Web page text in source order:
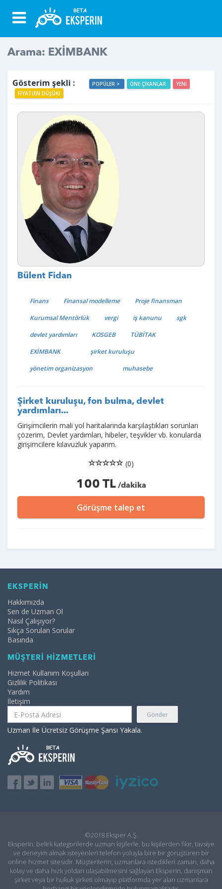
Arama: EXİMBANK
Gösterim şekli : POPÜLER > ÖNE ÇIKANLAR
YENI
FIYAT(EN DÜŞÜK)
Bülent Fidan
Finans Finansal modelleme
Proje finansman
Kurumsal Mentörlük
vergi iş kanunu
sgk
devlet yardımları
KOSGEB
TÜBİTAK
EXİMBANK
şirket kuruluşu
yönetim organizasyon
muhasebe
Şirket kuruluşu, fon bulma, devlet
yardımları...
Girişimcilerin mali yol haritalarında karşılaştıkları sorunları
çözerim, Devlet yardımları, hibeler, teşvikler vb. konularda
girişimcilere kılavuzluk yaparım.
(0)
100 TL/dakika
Görüşme talep et
EKSPERİN
Hakkımızda
Sen de Uzman Ol
Nasıl Çalışıyor?
Sıkça Sorulan Sorular
Basında
MÜŞTERİ HİZMETLERİ
Hizmet Kullanım Koşulları
Gizlilik Politikası
Yardım
İletişim
Gönder
Uzman İle Ücretsiz Görüşme Şansı Yakala.
©2018 Eksper A.Ş.
Eksperin, belirli kategorilerde uzman kişilerle, bu kişilerden fikir, tavsiye
ve deneyim almak isteyenleri telefon yoluyla bire bir görüştüren bir
online hizmet sitesidir. Müşterilerin, uzmanlara istedikleri zaman, daha
kolay ve daha hızlı yoldan ulaşabilmesini sağlayan Eksperin, danışman
şirket veya bir hukuk şirketi olmayıp platformda yer alan uzmanlara